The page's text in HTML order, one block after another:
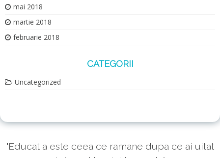
mai 2018
martie 2018
februarie 2018
CATEGORII
Uncategorized
"Educatia este ceea ce ramane dupa ce ai uitat